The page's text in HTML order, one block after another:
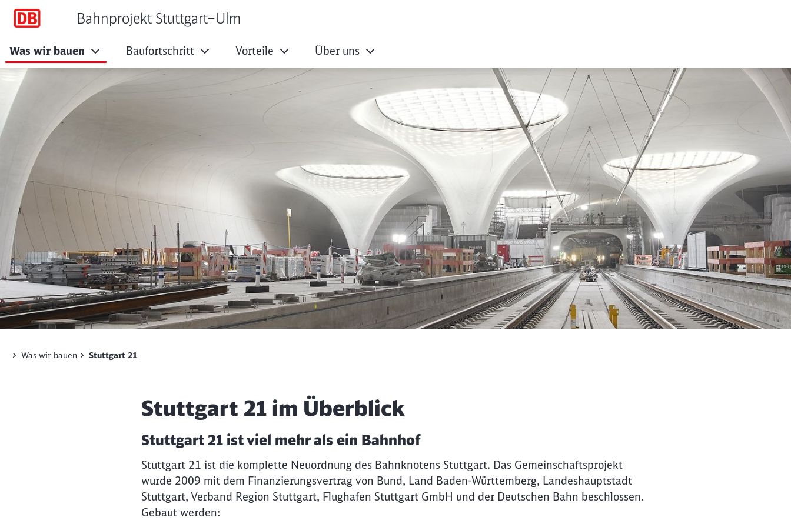
Stuttgart 21
Bahnprojekt Stuttgart–Ulm
Was wir bauen Baufortschritt Vorteile Über uns
Was wir bauen Stuttgart 21
Stuttgart 21 im Überblick
Stuttgart 21 ist viel mehr als ein Bahnhof
Stuttgart 21 ist die komplette Neuordnung des Bahnknotens Stuttgart. Das Gemeinschaftsprojekt
wurde 2009 mit dem Finanzierungsvertrag von Bund, Land Baden-Württemberg, Landeshauptstadt
Stuttgart, Verband Region Stuttgart, Flughafen Stuttgart GmbH und der Deutschen Bahn beschlossen.
Gebaut werden: